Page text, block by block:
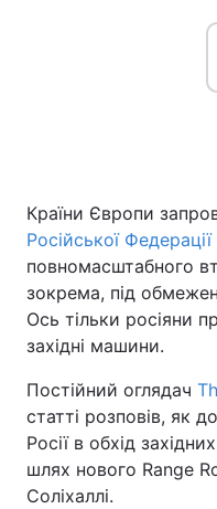
Країни Європи
Російської Федерації
повномасштабного
зокрема, під
Ось тільки росіяни
західні машини.
Постійний оглядач
статті розповів, як
Росії в обхід
шлях нового Range
Соліхаллі.